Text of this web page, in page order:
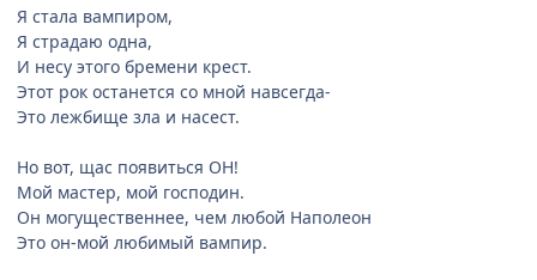
Я стала вампиром,
Я страдаю одна,
И несу этого бремени крест.
Этот рок останется со мной навсегда-
Это лежбище зла и насест.
Но вот, щас появиться ОН!
Мой мастер, мой господин.
Он могущественнее, чем любой Наполеон
Это он-мой любимый вампир.